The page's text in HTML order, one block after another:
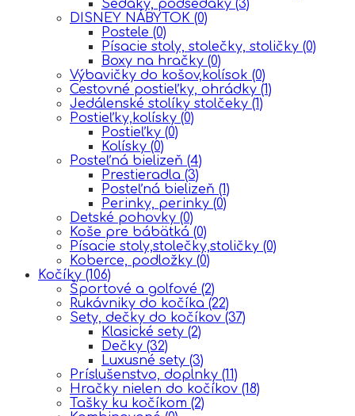
Sedáky, podsedáky (3)
DISNEY NÁBYTOK (0)
Postele (0)
Písacie stoly, stolečky, stoličky (0)
Boxy na hračky (0)
Výbavičky do košov,kolísok (0)
Cestovné postieľky, ohrádky (1)
Jedálenské stolíky stolčeky (1)
Postieľky,kolísky (0)
Postieľky (0)
Kolísky (0)
Posteľná bielizeň (4)
Prestieradla (3)
Posteľná bielizeň (1)
Perinky, perinky (0)
Detské pohovky (0)
Koše pre bábätká (0)
Písacie stoly,stolečky,stoličky (0)
Koberce, podložky (0)
Kočíky (106)
Športové a golfové (2)
Rukávniky do kočíka (22)
Sety, dečky do kočíkov (37)
Klasické sety (2)
Dečky (32)
Luxusné sety (3)
Príslušenstvo, doplnky (11)
Hračky nielen do kočíkov (18)
Tašky ku kočíkom (2)